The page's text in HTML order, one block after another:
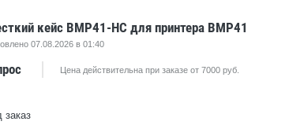
кейс BMP41-HC для принтера BMP41
07.08.2026 в 01:40
Цена действительна при заказе от 7000 руб.
заказ